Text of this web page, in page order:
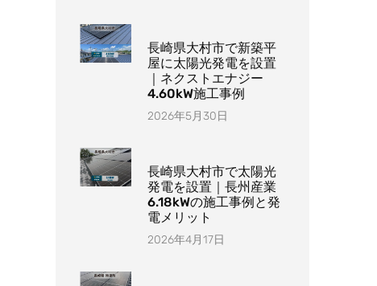
長崎県大村市で新築平
屋に太陽光発電を設置
｜ネクストエナジー
4.60kW施工事例
2026年5月30日
長崎県大村市で太陽光
発電を設置｜長州産業
6.18kWの施工事例と発
電メリット
2026年4月17日